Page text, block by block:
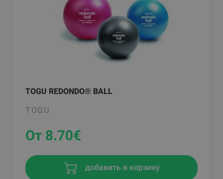
TOGU REDONDO® BALL
TOGU
От 8.70€
добавить в корзину